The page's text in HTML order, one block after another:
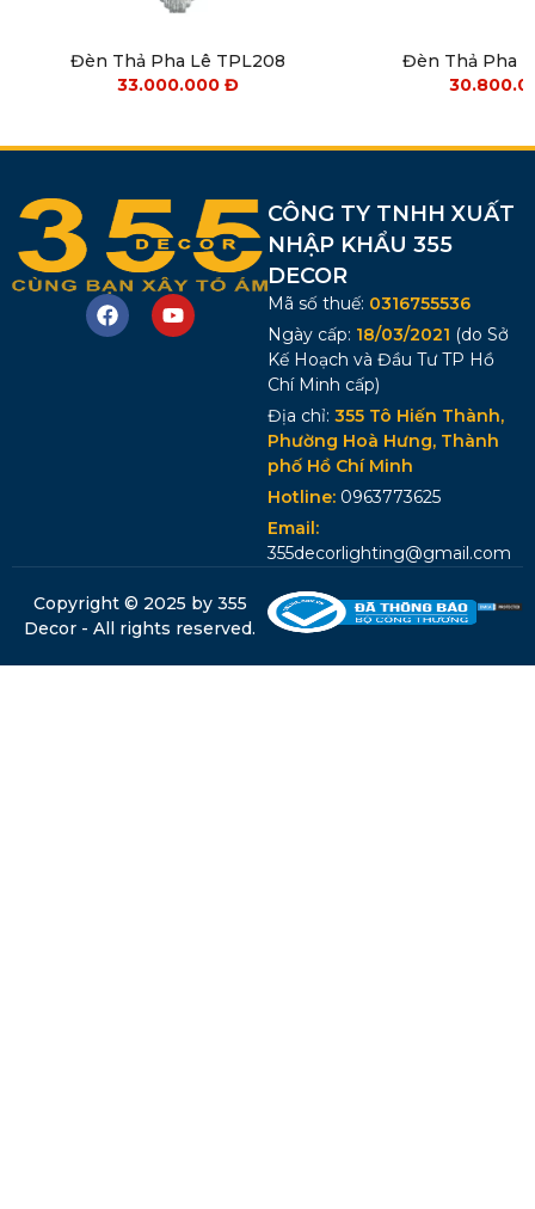
Đèn Thả Pha Lê TPL208
33.000.000Đ
Đèn Thả Pha
CÔNG TY TNHH XUẤT
NHẬP KHẨU 355
DECOR
Mã số thuế: 0316755536
Ngày cấp: 18/03/2021 (do Sở
Kế Hoạch và Đầu Tư TP Hồ
Chí Minh cấp)
Địa chỉ: 355 Tô Hiến Thành,
Phường Hoà Hưng, Thành
phố Hồ Chí Minh
Hotline: 0963773625
Email:
355decorlighting@gmail.com
Copyright © 2025 by 355
Decor - All rights reserved.